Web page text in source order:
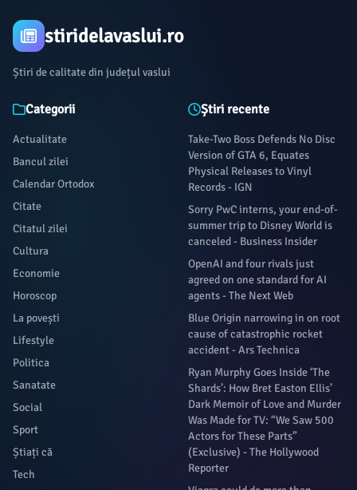
stiridelavaslui.ro
Știri de calitate din județul vaslui
Categorii
Actualitate
Bancul zilei
Calendar Ortodox
Citate
Citatul zilei
Cultura
Economie
Horoscop
La povești
Lifestyle
Politica
Sanatate
Social
Sport
Știați că
Tech
Știri recente
Take-Two Boss Defends No Disc
Version of GTA 6, Equates
Physical Releases to Vinyl
Records - IGN
Sorry PwC interns, your end-of-
summer trip to Disney World is
canceled - Business Insider
OpenAI and four rivals just
agreed on one standard for AI
agents - The Next Web
Blue Origin narrowing in on root
cause of catastrophic rocket
accident - Ars Technica
Ryan Murphy Goes Inside ‘The
Shards’: How Bret Easton Ellis’
Dark Memoir of Love and Murder
Was Made for TV: “We Saw 500
Actors for These Parts”
(Exclusive) - The Hollywood
Reporter